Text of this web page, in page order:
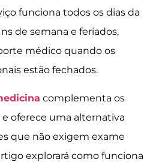
funciona todos os dias da
de semana e feriados,
médico quando os
estão fechados.
complementa os
oferece uma alternativa
que não exigem exame
explorará como funciona